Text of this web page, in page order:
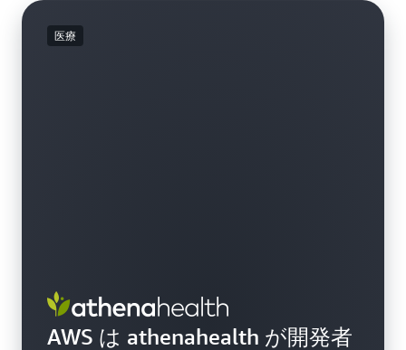
医療
AWS は athenahealth が開発者